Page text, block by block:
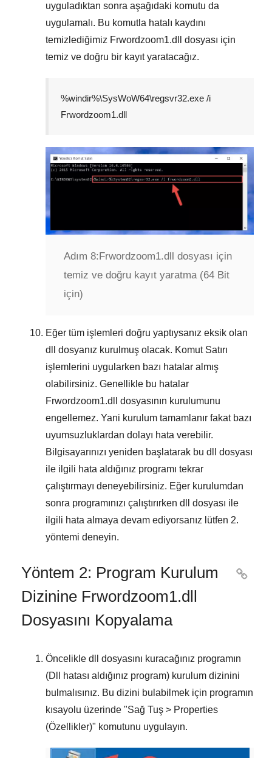
uyguladıktan sonra aşağıdaki komutu da
uygulamalı. Bu komutla hatalı kaydını
temizlediğimiz Frwordzoom1.dll
dosyası için
temiz ve doğru bir kayıt yaratacağız.
%windir%\SysWoW64\regsvr32.exe /i
Frwordzoom1.dll
Adım 8:Frwordzoom1.dll dosyası için
temiz ve doğru kayıt yaratma (64 Bit
için)
Eğer tüm işlemleri doğru yaptıysanız eksik olan
dll dosyanız kurulmuş olacak. Komut Satırı
işlemlerini uygularken bazı hatalar almış
olabilirsiniz. Genellikle bu hatalar
Frwordzoom1.dll
dosyasının kurulumunu
engellemez. Yani kurulum tamamlanır fakat bazı
uyumsuzluklardan dolayı hata verebilir.
Bilgisayarınızı yeniden başlatarak bu dll dosyası
ile ilgili hata aldığınız programı tekrar
çalıştırmayı deneyebilirsiniz. Eğer kurulumdan
sonra programınızı çalıştırırken dll dosyası ile
ilgili hata almaya devam ediyorsanız lütfen 2.
yöntemi deneyin.
Yöntem 2: Program Kurulum
Dizinine Frwordzoom1.dll
Dosyasını Kopyalama

Öncelikle dll dosyasını kuracağınız programın
(Dll hatası aldığınız program) kurulum dizinini
bulmalısınız. Bu dizini bulabilmek için programın
kısayolu üzerinde "Sağ Tuş > Properties
(Özellikler)" komutunu uygulayın.